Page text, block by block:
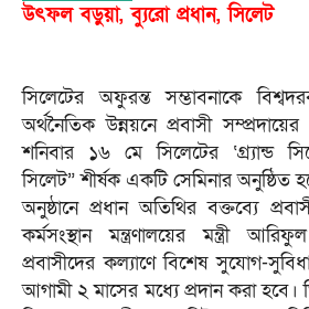
উৎফল বড়ুয়া, ব্যুরো প্রধান, সিলেট
‎সিলেটের অফুরন্ত সম্ভাবনাকে
অর্থনৈতিক উন্নয়নে প্রবাসী
শনিবার ১৬ মে সিলেটের ‘গ্র্যান্ড
সিলেট” শীর্ষক একটি সেমিনার অনুষ্ঠিত
‎অনুষ্ঠানে প্রধান অতিথির বক্তব্যে
কর্মসংস্থান মন্ত্রণালয়ের মন্ত্রী
প্রবাসীদের কল্যাণে বিশেষ সুযোগ-সুবিধা
আগামী ২ মাসের মধ্যে প্রদান করা হবে।